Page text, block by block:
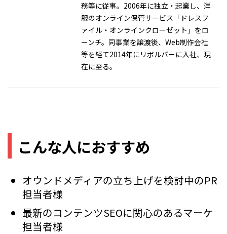
務等に従事。2006年に独立・起業し、洋
服のオンライン保管サービス「ドレスフ
ァイル・オンラインクローゼット」をロ
ーンチ。同事業を譲渡後、Web制作会社
等を経て2014年にリボルバーに入社、現
在に至る。
こんな人におすすめ
オウンドメディアの立ち上げを検討中のPR
担当者様
最新のコンテンツSEOに関心のあるマーケ
担当者様